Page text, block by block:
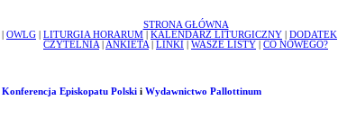
STRONA GŁÓWNA
OWLG LITURGIA HORARUM KALENDARZ LITURGICZNY DODATEK
CZYTELNIA
ANKIETA LINKI WASZE LISTY CO NOWEGO?
Konferencja Episkopatu Polskii Wydawnictwo Pallottinum